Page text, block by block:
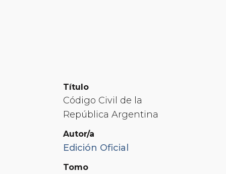
Título
Código Civil de la
República Argentina
Autor/a
Edición Oficial
Tomo